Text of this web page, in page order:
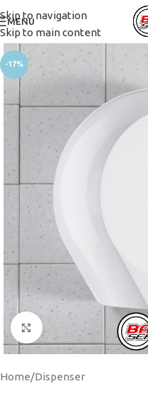
Skip to navigation
Skip to main content
MENU
-17%
Click to enlarge
Home/Dispenser